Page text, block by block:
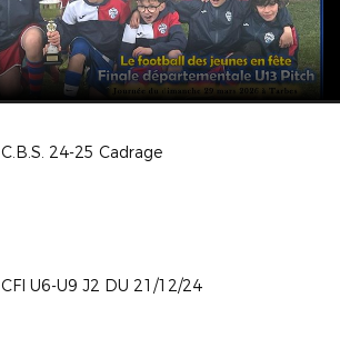
C.B.S. 24-25 Cadrage
CFI U6-U9 J2 DU 21/12/24